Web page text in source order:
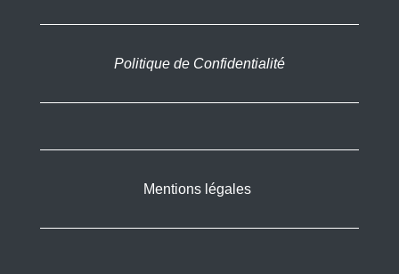
Politique de Confidentialité
Mentions légales